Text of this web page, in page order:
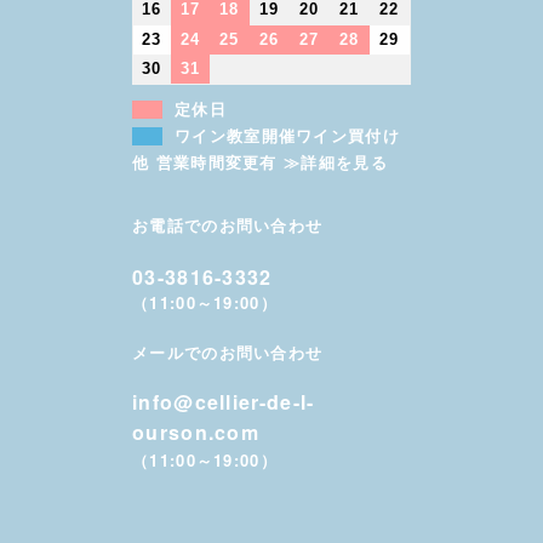
16 17 18 19 20 21
22
23
24 25 26 27 28
29
30
31
定休日
ワイン教室開催ワイン買付け
他 営業時間変更有 ≫詳細を見る
お電話でのお問い合わせ
03-3816-3332
（11:00～19:00）
メールでのお問い合わせ
info@cellier-de-l-
ourson.com
（11:00～19:00）